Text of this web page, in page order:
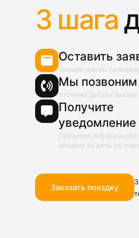
3 шага
Оставить
Онлайн или по
Мы
Уточним детали заказа
Получите
уведомление
Пришлем информацию
машине за день до
Заказать поездку